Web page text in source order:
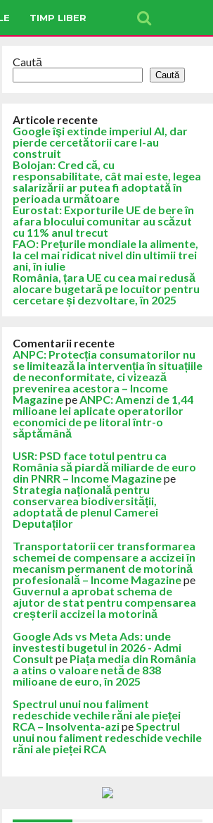
TIMP LIBER
Caută
Caută
Articole recente
Google îşi extinde imperiul AI, dar
pierde cercetătorii care l-au
construit
Bolojan: Cred că, cu
responsabilitate, cât mai este, legea
salarizării ar putea fi adoptată în
perioada următoare
Eurostat: Exporturile UE de bere în
afara blocului comunitar au scăzut
cu 11% anul trecut
FAO: Prețurile mondiale la alimente,
la cel mai ridicat nivel din ultimii trei
ani, în iulie
România, țara UE cu cea mai redusă
alocare bugetară pe locuitor pentru
cercetare și dezvoltare, în 2025
Comentarii recente
ANPC: Protecția consumatorilor nu
se limitează la intervenția în situațiile
de neconformitate, ci vizează
prevenirea acestora – Income
MagazinepeANPC: Amenzi de 1,44
milioane lei aplicate operatorilor
economici de pe litoral într-o
săptămână
USR: PSD face totul pentru ca
România să piardă miliarde de euro
din PNRR – Income Magazinepe
Strategia națională pentru
conservarea biodiversității,
adoptată de plenul Camerei
Deputaților
Transportatorii cer transformarea
schemei de compensare a accizei în
mecanism permanent de motorină
profesională – Income Magazinepe
Guvernul a aprobat schema de
ajutor de stat pentru compensarea
creșterii accizei la motorină
Google Ads vs Meta Ads: unde
investesti bugetul in 2026 - Admi
Consult pe Piața media din România
a atins o valoare netă de 838
milioane de euro, în 2025
Spectrul unui nou faliment
redeschide vechile răni ale pieței
RCA – Insolventa-azipeSpectrul
unui nou faliment redeschide vechile
răni ale pieței RCA